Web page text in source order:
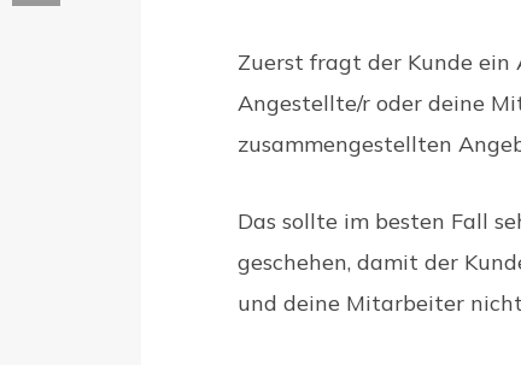
Zuerst fragt der Kunde ein
Angestellte/r oder deine
zusammengestellten
Das sollte im besten Fall
geschehen, damit der
und deine Mitarbeiter